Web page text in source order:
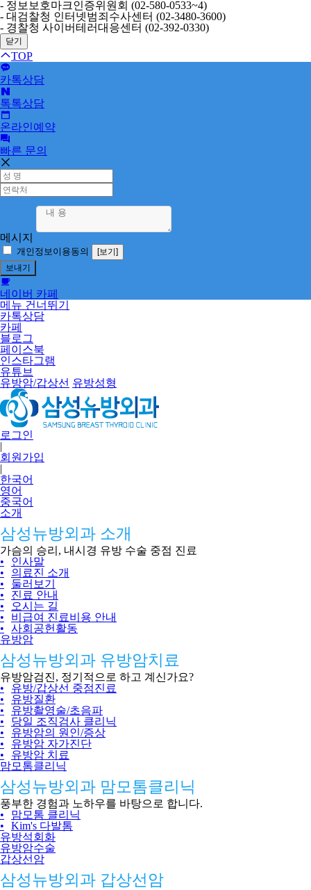
- 정보보호마크인증위원회 (02-580-0533~4)
- 대검찰청 인터넷범죄수사센터 (02-3480-3600)
- 경찰청 사이버테러대응센터 (02-392-0330)
닫기
TOP
카톡상담
톡톡상담
온라인예약
빠른 문의
메시지
개인정보이용동의 [보기]
네이버 카페
메뉴 건너뛰기
카톡상담
카페
블로그
페이스북
인스타그램
유튜브
유방암/갑상선 유방성형
로그인
|
회원가입
|
한국어
영어
중국어
소개
삼성뉴방외과 소개
가슴의 승리, 내시경 유방 수술 중점 진료
•
인사말
•
의료진 소개
•
둘러보기
•
진료 안내
•
오시는 길
•
비급여 진료비용 안내
•
사회공헌활동
유방암
삼성뉴방외과 유방암치료
유방암검진, 정기적으로 하고 계신가요?
•
유방/갑상선 중점진료
•
유방질환
•
유방촬영술/초음파
•
당일 조직검사 클리닉
•
유방암의 원인/증상
•
유방암 자가진단
•
유방암 치료
맘모톰클리닉
삼성뉴방외과 맘모톰클리닉
풍부한 경험과 노하우를 바탕으로 합니다.
•
맘모톰 클리닉
•
Kim's 다발톰
유방석회화
유방암수술
갑상선암
삼성뉴방외과 갑상선암